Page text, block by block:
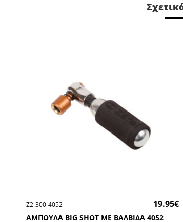
ΑΜΠΟΥΛΑ ΒΙG SΗΟΤ ΜΕ ΒΑΛΒΙΔΑ 4052
Ζ2-300-4052 19.95€